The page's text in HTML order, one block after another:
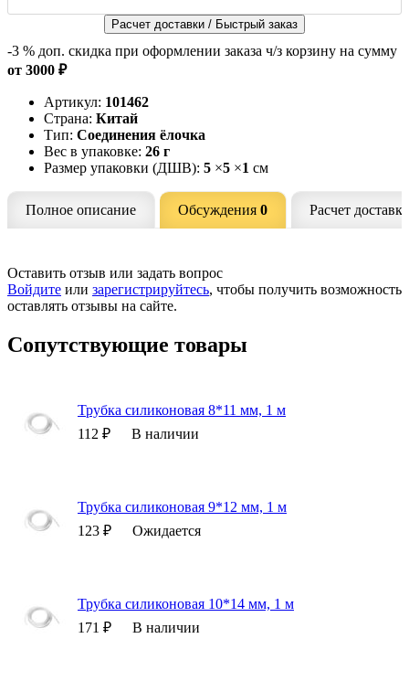
Расчет доставки / Быстрый заказ
-3 % доп. скидка при оформлении заказа ч/з корзину на сумму
от 3000 ₽
Артикул: 101462
Страна: Китай
Тип: Соединения ёлочка
Вес в упаковке: 26 г
Размер упаковки (ДШВ): 5 ×5 ×1 см
Полное описание Обсуждения 0 Расчет
Оставить отзыв или задать вопрос
Войдите или зарегистрируйтесь, чтобы получить возможность
оставлять отзывы на сайте.
Сопутствующие товары
Трубка силиконовая 8*11 мм, 1 м
112 ₽
В наличии
Трубка силиконовая 9*12 мм, 1 м
123 ₽
Ожидается
Трубка силиконовая 10*14 мм, 1 м
171 ₽
В наличии